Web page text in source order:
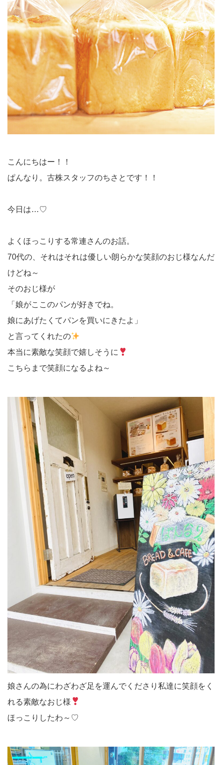
こんにちはー！！
ぱんなり。古株スタッフのちさとです！！
今日は…♡
よくほっこりする常連さんのお話。
70代の、それはそれは優しい朗らかな笑顔のおじ様なんだ
けどね～
そのおじ様が
「娘がここのパンが好きでね。
娘にあげたくてパンを買いにきたよ」
と言ってくれたの
本当に素敵な笑顔で嬉しそうに
こちらまで笑顔になるよね～
娘さんの為にわざわざ足を運んでくださり私達に笑顔をく
れる素敵なおじ様
ほっこりしたわ～♡